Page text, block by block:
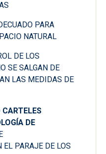
PARA
NATURAL
DE LOS
SE SALGAN DE
LAS MEDIDAS DE
DE
EL PARAJE DE LOS